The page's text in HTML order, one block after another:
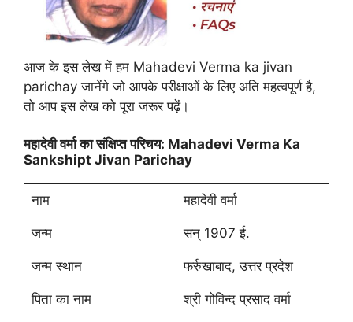
आज के इस लेख में हम Mahadevi Verma ka jivan
parichay जानेंगे जो आपके परीक्षाओं के लिए अति महत्वपूर्ण है,
तो आप इस लेख को पूरा जरूर पढ़ें।
महादेवी वर्मा का संक्षिप्त परिचय: Mahadevi Verma Ka
Sankshipt Jivan Parichay
नाम महादेवी वर्मा
जन्म सन् 1907 ई.
जन्म स्थान फर्रुखाबाद, उत्तर प्रदेश
पिता का नाम श्री गोविन्द प्रसाद वर्मा